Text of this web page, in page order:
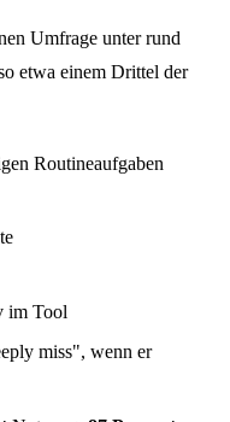
Umfrage unter rund
etwa einem Drittel der
Routineaufgaben
im Tool
miss", wenn er